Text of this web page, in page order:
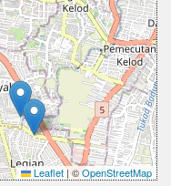
Leaflet|©OpenStreetMap